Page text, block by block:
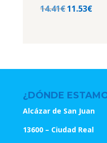
14.41€El
11.53€El
¿DÓNDE
Alcázar de San Juan
13600 – Ciudad Real